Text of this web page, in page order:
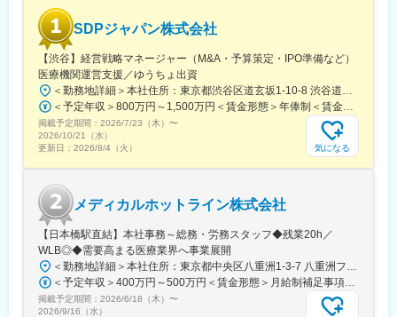
SDPジャパン株式会社
【渋谷】経営戦略マネージャー（M&A・予算策定・IPO準備など）
医療機関運営支援／ゆうちょ出資
＜勤務地詳細＞本社住所：東京都渋谷区道玄坂1-10-8 渋谷道玄坂東急ビル6F受動喫煙対策：屋内全面禁煙変更の範囲：会社の定める事業所
＜予定年収＞800万円～1,500万円＜賃金形態＞年俸制＜賃金内訳＞年額（基本給）：8,000,000円～15,000,000円＜月額＞666,666円～1,250,000円（12分割）＜昇給有無＞有＜残業手当＞無賃金はあくまでも目安の金額であり、選考を通じて上下する可能性があります。月給(月額)は固定手当を含めた表記です。
掲載予定期間： 2026/7/23（木） 〜
2026/10/21（水）
更新日： 2026/8/4（火） 気になる
メディカルホットライン株式会社
【日本橋駅直結】本社事務～総務・労務スタッフ◆残業20h／
WLB◎◆需要高まる医療業界へ事業展開
＜勤務地詳細＞本社住所：東京都中央区八重洲1-3-7 八重洲ファーストフィナンシャルビル13F受動喫煙対策：屋内全面禁煙変更の範囲：会社の定める事業所
＜予定年収＞400万円～500万円＜賃金形態＞月給制補足事項なし＜賃金内訳＞月額（基本給）：235,000円～284,000円固定残業手当/月：45,000円～66,000円（固定残業時間25時間0分/月）超過した時間外労働の残業手当は追加支給＜月給＞280,000円～350,000円（一律手当を含む）＜昇給有無＞有＜残業手当＞有＜給与補足＞※給与詳細は、ご経験やスキルを考慮のうえ決定します。■昇給：年1回 査定により決定■賞与：年2回（7 月・12 月） 都度査定により決定 算定対象期間に準ずる賃金はあくまでも目安の金額であり、選考を通じて上下する可能性があります。月給(月額)は固定手当を含めた表記です。
掲載予定期間： 2026/6/18（木） 〜
2026/9/16（水）